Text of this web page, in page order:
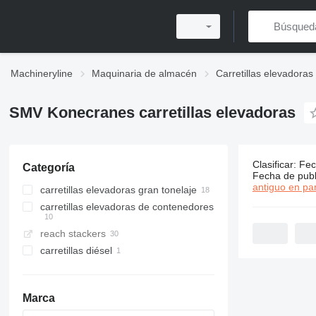
Machineryline Maquinaria de almacén Carretillas elevadoras
SMV Konecranes carretillas elevadoras
Categoría
carretillas elevadoras gran tonelaje
carretillas elevadoras de contenedores
reach stackers
carretillas diésel
Marca
29
Clasificar:
Fecha de
antiguo en